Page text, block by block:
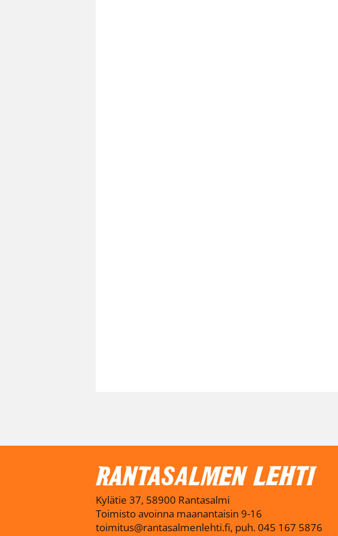
Kylätie 37, 58900 Rantasalmi
Toimisto avoinna maanantaisin 9-16
toimitus@rantasalmenlehti.fi, puh. 045 167 5876